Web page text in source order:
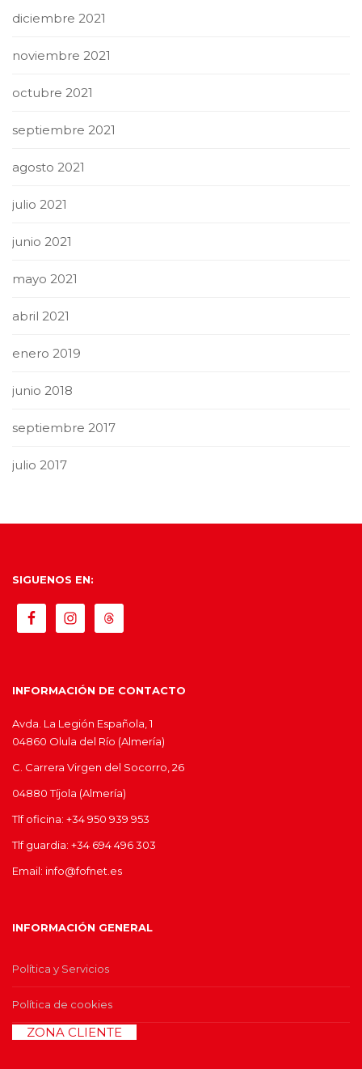
diciembre 2021
noviembre 2021
octubre 2021
septiembre 2021
agosto 2021
julio 2021
junio 2021
mayo 2021
abril 2021
enero 2019
junio 2018
septiembre 2017
julio 2017
SIGUENOS EN:
INFORMACIÓN DE CONTACTO
Avda. La Legión Española, 1
04860 Olula del Río (Almería)
C. Carrera Virgen del Socorro, 26
04880 Tíjola (Almería)
Tlf oficina: +34 950 939 953
Tlf guardia: +34 694 496 303
Email: info@fofnet.es
INFORMACIÓN GENERAL
Política y Servicios
Política de cookies
ZONA CLIENTE